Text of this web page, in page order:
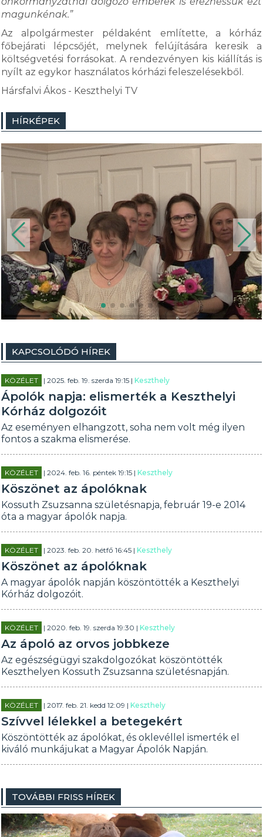
magunkénak.”
Az alpolgármester példaként említette, a kórház
főbejárati lépcsőjét, melynek felújítására keresik a
költségvetési forrásokat. A rendezvényen kis kiállítás is
nyílt az egykor használatos kórházi feleszelésekből.
Hársfalvi Ákos - Keszthelyi TV
HÍRKÉPEK
KAPCSOLÓDÓ HÍREK
KÖZÉLET | 2025. feb. 19. szerda 19:15 |Keszthely
Ápolók napja: elismerték a Keszthelyi
Kórház dolgozóit
Az eseményen elhangzott, soha nem volt még ilyen
fontos a szakma elismerése.
KÖZÉLET | 2024. feb. 16. péntek 19:15 |Keszthely
Köszönet az ápolóknak
Kossuth Zsuzsanna születésnapja, február 19-e 2014
óta a magyar ápolók napja.
KÖZÉLET | 2023. feb. 20. hétfő 16:45 |Keszthely
Köszönet az ápolóknak
A magyar ápolók napján köszöntötték a Keszthelyi
Kórház dolgozóit.
KÖZÉLET | 2020. feb. 19. szerda 19:30 |Keszthely
Az ápoló az orvos jobbkeze
Az egészségügyi szakdolgozókat köszöntötték
Keszthelyen Kossuth Zsuzsanna születésnapján.
KÖZÉLET | 2017. feb. 21. kedd 12:09 |Keszthely
Szívvel lélekkel a betegekért
Köszöntötték az ápolókat, és oklevéllel ismerték el
kiváló munkájukat a Magyar Ápolók Napján.
TOVÁBBI FRISS HÍREK